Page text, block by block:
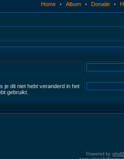
Home • Album • Donatie •
je dit niet hebt veranderd in het
gebruikt.
Powered by